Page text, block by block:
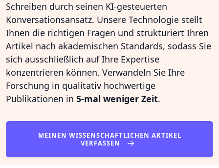
Schreiben durch seinen KI-gesteuerten
Konversationsansatz. Unsere Technologie stellt
Ihnen die richtigen Fragen und strukturiert Ihren
Artikel nach akademischen Standards, sodass Sie
sich ausschließlich auf Ihre Expertise
konzentrieren können. Verwandeln Sie Ihre
Forschung in qualitativ hochwertige
Publikationen in 5-mal weniger Zeit.
MEINEN WISSENSCHAFTLICHEN ARTIKEL
VERFASSEN